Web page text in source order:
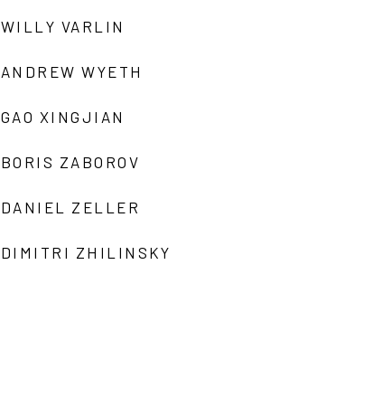
WILLY VARLIN
ANDREW WYETH
GAO XINGJIAN
BORIS ZABOROV
DANIEL ZELLER
DIMITRI ZHILINSKY